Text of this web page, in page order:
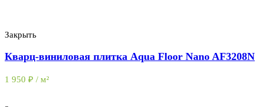
Закрыть
Кварц-виниловая плитка Aqua Floor Nano AF3208N
1 950 ₽ / м²